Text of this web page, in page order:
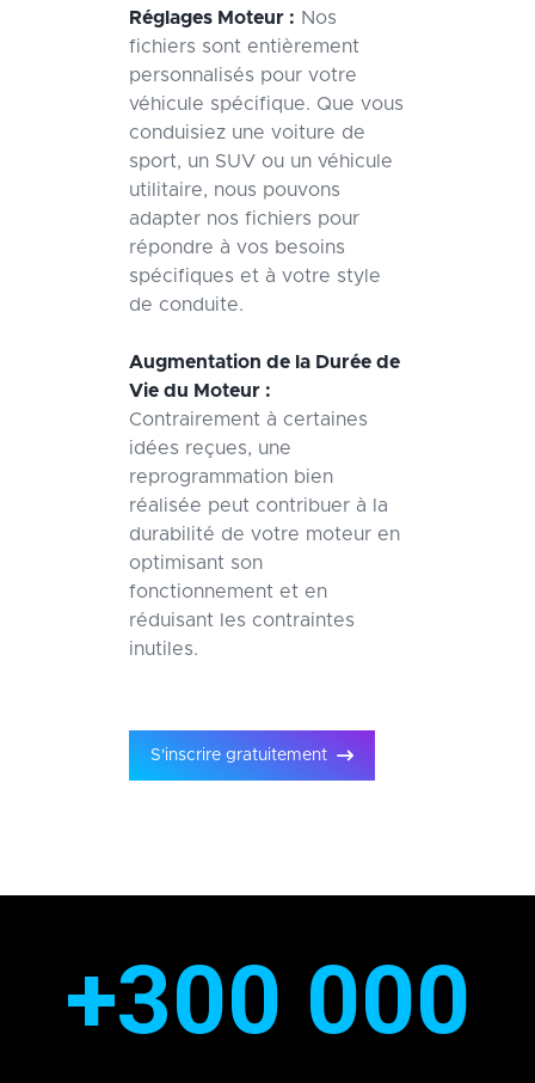
Réglages Moteur : Nos
fichiers sont entièrement
personnalisés pour votre
véhicule spécifique. Que vous
conduisiez une voiture de
sport, un SUV ou un véhicule
utilitaire, nous pouvons
adapter nos fichiers pour
répondre à vos besoins
spécifiques et à votre style
de conduite.
Augmentation de la Durée de
Vie du Moteur :
Contrairement à certaines
idées reçues, une
reprogrammation bien
réalisée peut contribuer à la
durabilité de votre moteur en
optimisant son
fonctionnement et en
réduisant les contraintes
inutiles.
S'inscrire gratuitement
+300 000